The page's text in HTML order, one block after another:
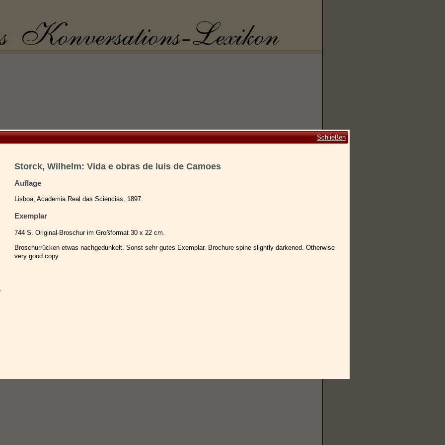
Schließen
Storck, Wilhelm: Vida e obras de luis de Camoes
Auflage
Lisboa, Academia Real das Sciencias, 1897.
Exemplar
744 S. Original-Broschur im Großformat 30 x 22 cm.
Broschurrücken etwas nachgedunkelt. Sonst sehr gutes Exemplar. Brochure spine slightly darkened. Otherwise
very good copy.